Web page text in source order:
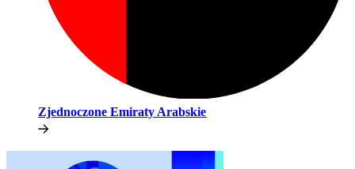
Zjednoczone Emiraty Arabskie​​